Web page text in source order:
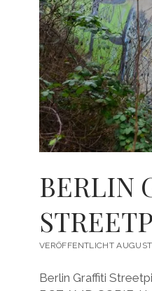
BERLIN
VERÖFFENTLICHT
Berlin Graffiti